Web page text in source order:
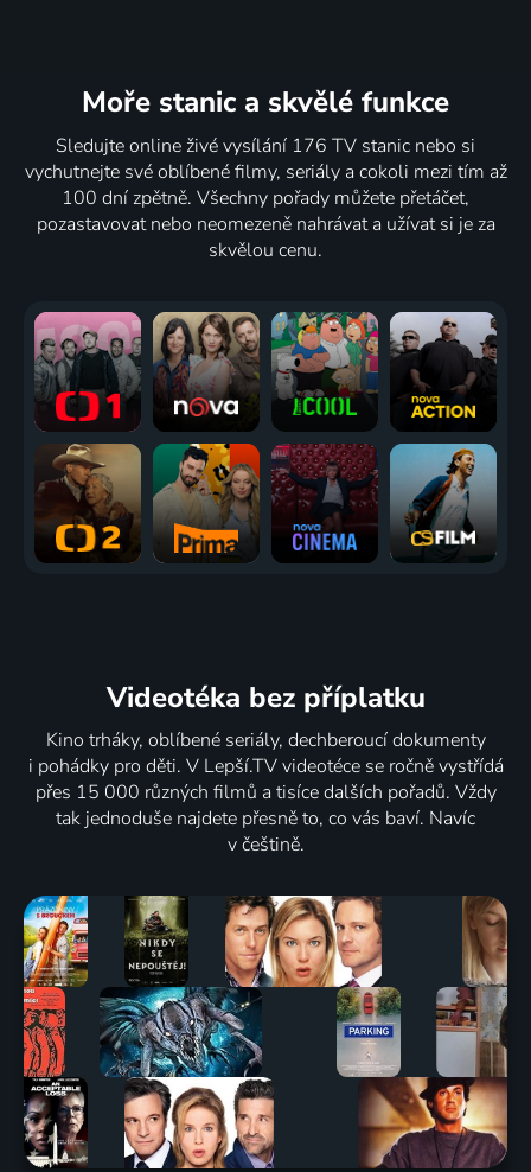
Moře stanic a skvělé funkce
Sledujte online živé vysílání 176 TV stanic nebo si
vychutnejte své oblíbené filmy, seriály a cokoli mezi tím až
100 dní zpětně. Všechny pořady můžete přetáčet,
pozastavovat nebo neomezeně nahrávat a užívat si je za
skvělou cenu.
Videotéka bez příplatku
Kino trháky, oblíbené seriály, dechberoucí dokumenty
i pohádky pro děti. V Lepší.TV videotéce se ročně vystřídá
přes 15 000 různých filmů a tisíce dalších pořadů. Vždy
tak jednoduše najdete přesně to, co vás baví. Navíc
v češtině.